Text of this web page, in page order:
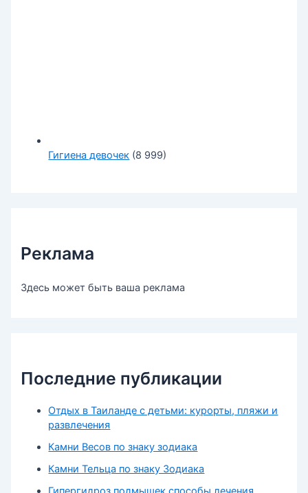
Гигиена девочек (8 999)
Реклама
Здесь может быть ваша реклама
Последние публикации
Отдых в Таиланде с детьми: курорты, пляжи и
развлечения
Камни Весов по знаку зодиака
Камни Тельца по знаку Зодиака